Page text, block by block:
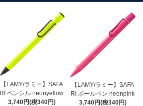
【LAMY/ラミー】SAFA
RI ペンシル neonyellow
3,740円(税340円)
【LAMY/ラミー】SAFA
RI ボールペン neonpink
3,740円(税340円)